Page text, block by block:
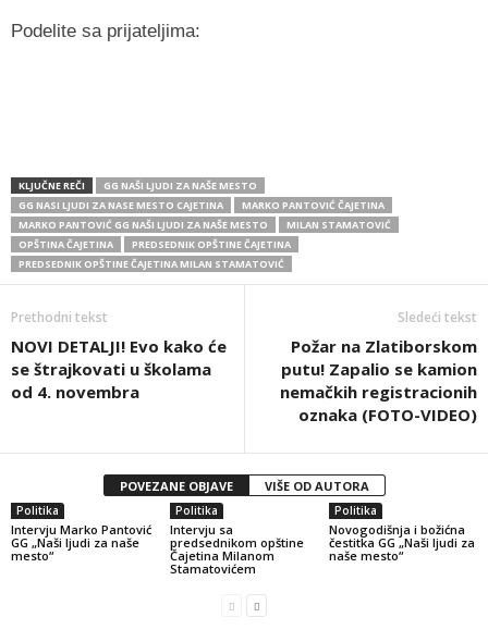
Podelite sa prijateljima:
KLJUČNE REČI
GG NAŠI LJUDI ZA NAŠE MESTO
GG NASI LJUDI ZA NASE MESTO CAJETINA
MARKO PANTOVIĆ ČAJETINA
MARKO PANTOVIĆ GG NAŠI LJUDI ZA NAŠE MESTO
MILAN STAMATOVIĆ
OPŠTINA ČAJETINA
PREDSEDNIK OPŠTINE ČAJETINA
PREDSEDNIK OPŠTINE ČAJETINA MILAN STAMATOVIĆ
Prethodni tekst
NOVI DETALJI! Evo kako će
se štrajkovati u školama
od 4. novembra
Sledeći tekst
Požar na Zlatiborskom
putu! Zapalio se kamion
nemačkih registracionih
oznaka (FOTO-VIDEO)
POVEZANE OBJAVE VIŠE OD AUTORA
Politika
Intervju Marko Pantović
GG „Naši ljudi za naše
mesto“
Politika
Intervju sa
predsednikom opštine
Čajetina Milanom
Stamatovićem
Politika
Novogodišnja i božićna
čestitka GG „Naši ljudi za
naše mesto“